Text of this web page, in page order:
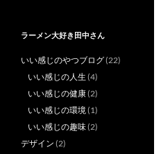
ラーメン大好き田中さん
いい感じのやつブログ(22)
いい感じの人生 (4)
いい感じの健康(2)
いい感じの環境(1)
いい感じの趣味(2)
デザイン (2)